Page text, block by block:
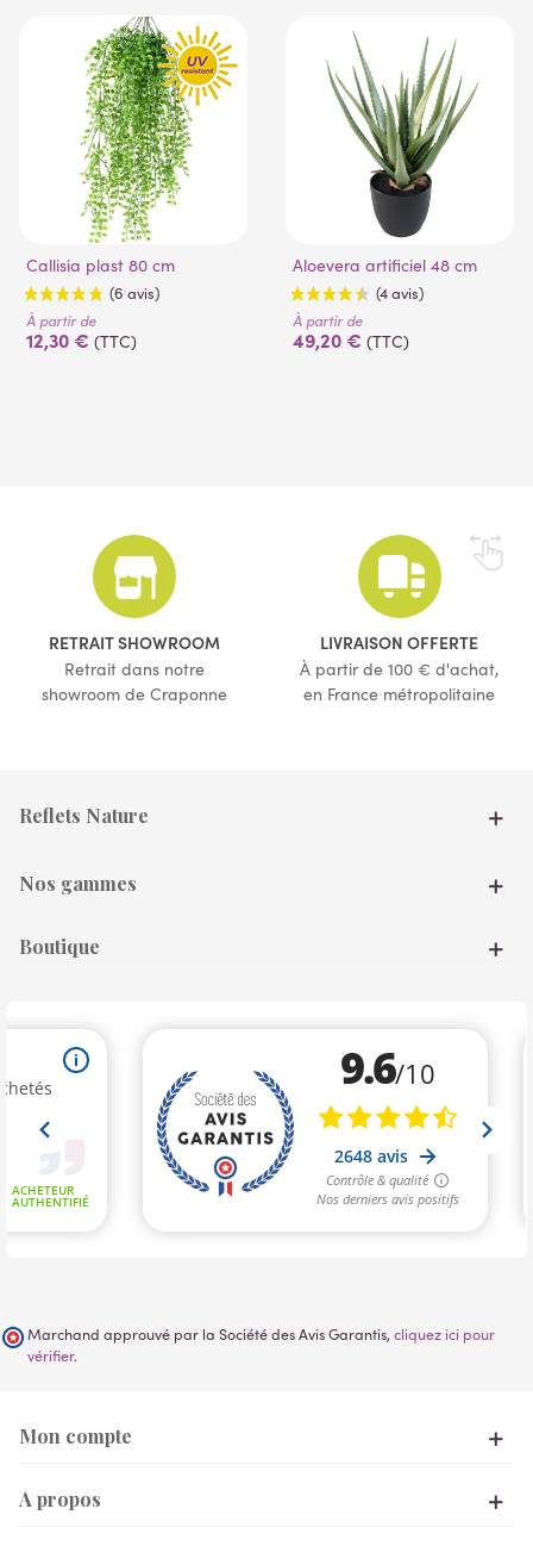
(53 avis)
Callisia plast 80 cm
(6 avis)
À partir de
12,30 € (TTC)
Aloevera artificiel 48 cm
(4 avis)
À partir de
49,20 € (TTC)
RETRAIT SHOWROOM
Retrait dans notre
showroom de Craponne
LIVRAISON OFFERTE
À partir de 100 € d'achat,
en France métropolitaine
Reflets Nature
Nos gammes
Boutique
Marchand approuvé par la Société des Avis Garantis, cliquez ici pour
vérifier.
Mon compte
A propos